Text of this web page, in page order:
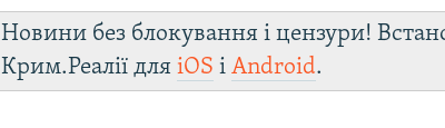
Новини без блокування і цензури!
Крим.Реалії дляiOS іAndroid.